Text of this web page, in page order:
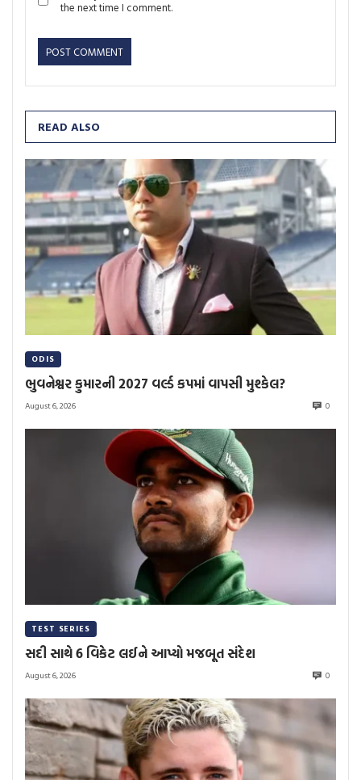
the next time I comment.
READ ALSO
ODIS
ભુવનેશ્વર કુમારની 2027 વર્લ્ડ કપમાં વાપસી મુશ્કેલ?
August 6, 2026 0
TEST SERIES
સદી સાથે 6 વિકેટ લઈને આપ્યો મજબૂત સંદેશ
August 6, 2026 0